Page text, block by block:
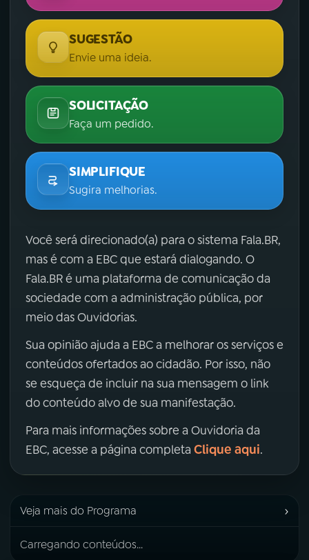
SUGESTÃO
Envie uma ideia.
SOLICITAÇÃO
Faça um pedido.
SIMPLIFIQUE
Sugira melhorias.
Você será direcionado(a) para o sistema Fala.BR,
mas é com a EBC que estará dialogando. O
Fala.BR é uma plataforma de comunicação da
sociedade com a administração pública, por
meio das Ouvidorias.
Sua opinião ajuda a EBC a melhorar os serviços e
conteúdos ofertados ao cidadão. Por isso, não
se esqueça de incluir na sua mensagem o link
do conteúdo alvo de sua manifestação.
Para mais informações sobre a Ouvidoria da
EBC, acesse a página completa Clique aqui.
Veja mais do Programa ›
Carregando conteúdos...